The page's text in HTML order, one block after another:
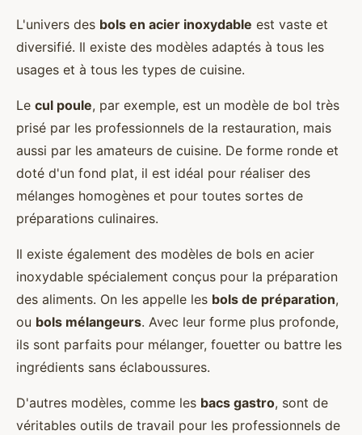
L'univers des bols en acier inoxydable est vaste et
diversifié. Il existe des modèles adaptés à tous les
usages et à tous les types de cuisine.
Le cul poule, par exemple, est un modèle de bol très
prisé par les professionnels de la restauration, mais
aussi par les amateurs de cuisine. De forme ronde et
doté d'un fond plat, il est idéal pour réaliser des
mélanges homogènes et pour toutes sortes de
préparations culinaires.
Il existe également des modèles de bols en acier
inoxydable spécialement conçus pour la préparation
des aliments. On les appelle les bols de préparation,
ou bols mélangeurs. Avec leur forme plus profonde,
ils sont parfaits pour mélanger, fouetter ou battre les
ingrédients sans éclaboussures.
D'autres modèles, comme les bacs gastro, sont de
véritables outils de travail pour les professionnels de